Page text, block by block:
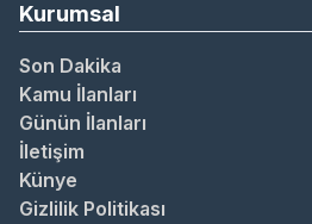
Kurumsal
Son Dakika
Kamu İlanları
Günün İlanları
İletişim
Künye
Gizlilik Politikası